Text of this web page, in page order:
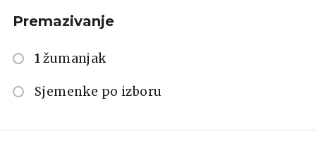
Premazivanje
1 žumanjak
Sjemenke po izboru